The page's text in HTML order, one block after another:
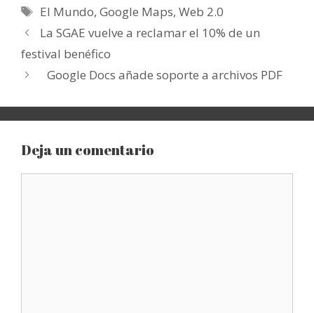
Etiquetas
El Mundo,Google Maps,Web 2.0
La SGAE vuelve a reclamar el 10% de un
festival benéfico
Google Docs añade soporte a archivos PDF
Deja un comentario